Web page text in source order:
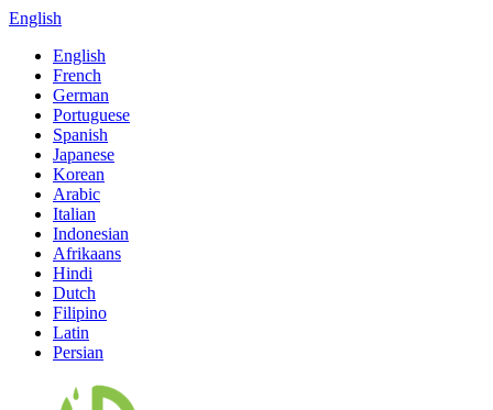
English
English
French
German
Portuguese
Spanish
Japanese
Korean
Arabic
Italian
Indonesian
Afrikaans
Hindi
Dutch
Filipino
Latin
Persian